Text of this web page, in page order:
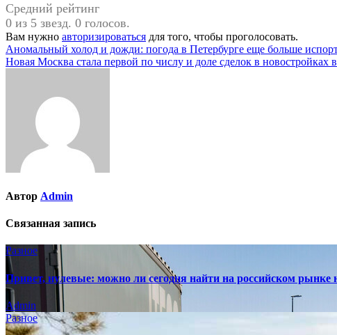
Средний рейтинг
0 из 5 звезд. 0 голосов.
Вам нужно авторизироваться для того, чтобы проголосовать.
Навигация
по
Аномальный холод и дожди: погода в Петербурге еще больше
Новая Москва стала первой по числу и доле сделок в новостройках в
Автор Admin
Связанная запись
Разное
Привет, нулевые: можно ли сегодня найти на российском рынке
Admin
Разное